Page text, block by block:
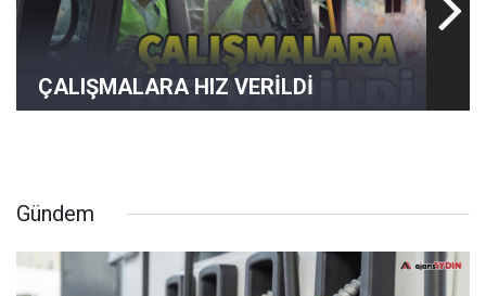
ÇALIŞMALARA HIZ VERİLDİ
Gündem